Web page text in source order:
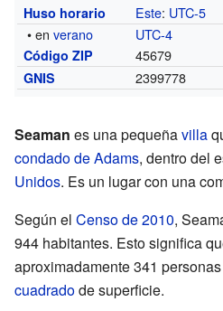
Huso horario Este: UTC-5
• enverano UTC-4
Código ZIP 45679
GNIS 2399778
Seaman es una pequeñavilla
condado de Adams, dentro del
Unidos. Es un lugar con una
Según el Censo de 2010,
944 habitantes. Esto significa
aproximadamente 341
cuadradode superficie.